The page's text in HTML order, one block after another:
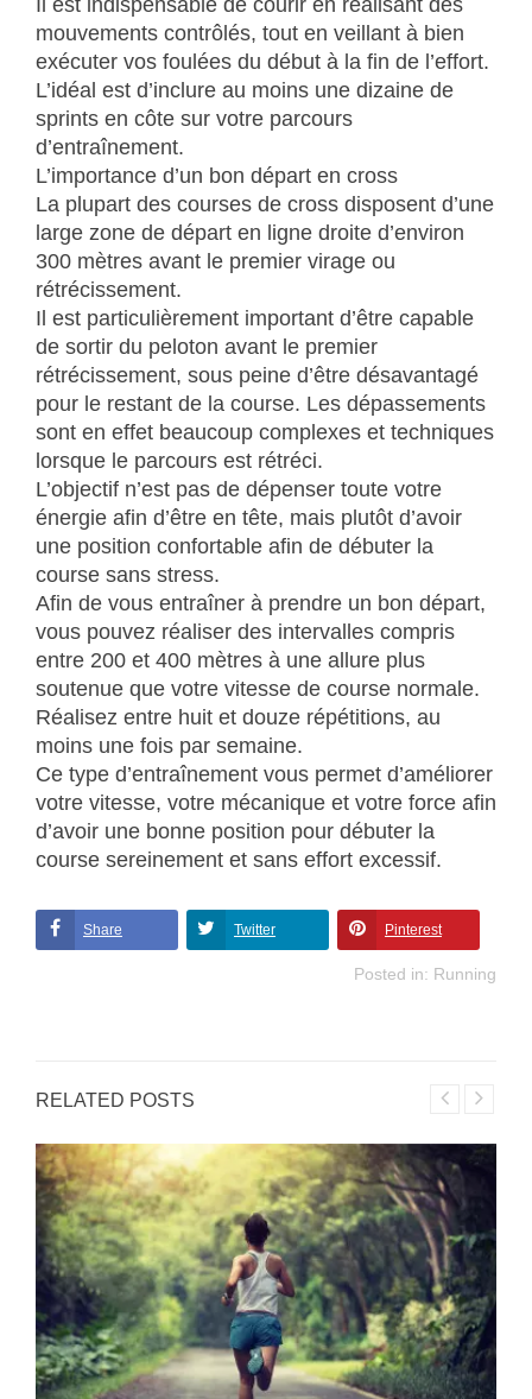
mouvements contrôlés, tout en veillant à bien
exécuter vos foulées du début à la fin de l’effort.
L’idéal est d’inclure au moins une dizaine de
sprints en côte sur votre parcours
d’entraînement.
L’importance d’un bon départ en cross
La plupart des courses de cross disposent d’une
large zone de départ en ligne droite d’environ
300 mètres avant le premier virage ou
rétrécissement.
Il est particulièrement important d’être capable
de sortir du peloton avant le premier
rétrécissement, sous peine d’être désavantagé
pour le restant de la course. Les dépassements
sont en effet beaucoup complexes et techniques
lorsque le parcours est rétréci.
L’objectif n’est pas de dépenser toute votre
énergie afin d’être en tête, mais plutôt d’avoir
une position confortable afin de débuter la
course sans stress.
Afin de vous entraîner à prendre un bon départ,
vous pouvez réaliser des intervalles compris
entre 200 et 400 mètres à une allure plus
soutenue que votre vitesse de course normale.
Réalisez entre huit et douze répétitions, au
moins une fois par semaine.
Ce type d’entraînement vous permet d’améliorer
votre vitesse, votre mécanique et votre force afin
d’avoir une bonne position pour débuter la
course sereinement et sans effort excessif.
Share Twitter Pinterest
Posted in: Running
RELATED POSTS